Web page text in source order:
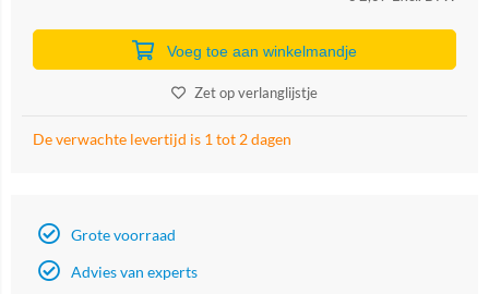
Voeg toe aan winkelmandje
Zet op verlanglijstje
De verwachte levertijd is 1 tot 2 dagen
Grote voorraad
Advies van experts